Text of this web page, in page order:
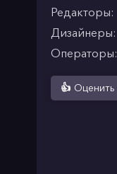
Редакторы:
Дизайнеры:
Операторы:
👍 Оценить